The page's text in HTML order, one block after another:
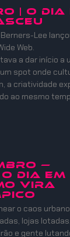
| O DIA
Lee
Web.
a dar início a
spot onde
a criatividade
ao mesmo
—
Dia em
Vira
o caos
lojas
e gente